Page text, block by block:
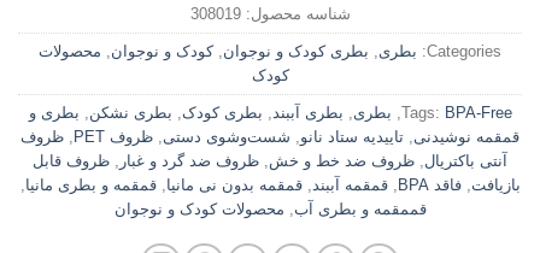
شناسه محصول:308019
Categories: بطری بطری کودک و نوجوان ,کودک و نوجوان
محصولات
کودک
Tags: BPA-Free بطری بطری آببند بطری کودک بطری نشکن
بطری و
قمقمه نوشیدنی تاییدیه ستاد نانو شست‌وشوی دستی ظروف PET
ظروف
آنتی باکتریال ظروف ضد خط و خش ظروف ضد گرد و غبار
ظروف قابل
بازیافت ,فاقد BPA ,قمقمه آببند ,قمقمه بدون نی مانیا ,قمقمه و بطری مانیا
قممقمه و بطری آب محصولات کودک و نوجوان